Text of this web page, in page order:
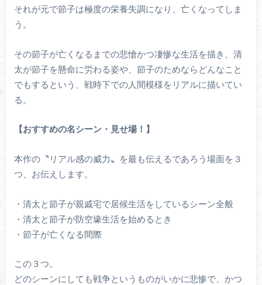
それが元で節子は極度の栄養失調になり、亡くなってしま
う。
その節子が亡くなるまでの悲愴かつ凄惨な生活を描き、清
太が節子を懸命に労わる姿や、節子のためならどんなこと
でもするという、戦時下での人間模様をリアルに描いてい
る。
【おすすめの名シーン・見せ場！】
本作の〝リアル感の威力〟を最も伝えるであろう場面を３
つ、お伝えします。
・清太と節子が親戚宅で居候生活をしているシーン全般
・清太と節子が防空壕生活を始めるとき
・節子が亡くなる間際
この３つ。
どのシーンにしても戦争というものがいかに悲惨で、かつ